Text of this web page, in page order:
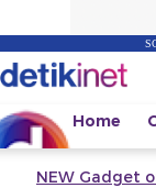
Home
NEW Gadget